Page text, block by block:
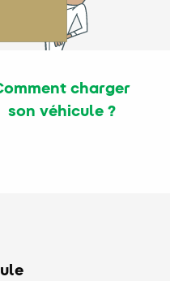
charger
son véhicule ?